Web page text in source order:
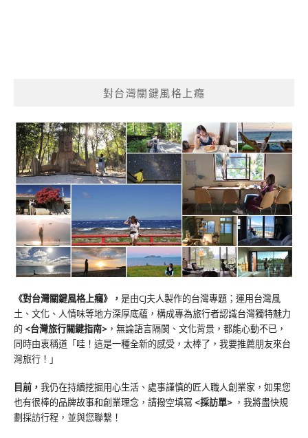
對台灣關鍵風格上癮
《對台灣關鍵風格上癮》 ， 是由CJ夫人製作的台灣專題；運用台灣風
土、文化、人情味等地方深厚底蘊，構成專為旅行者認識台灣獨特魅力
的 <台灣旅行關鍵指南> ，無論語言隔閡、文化背景，都能心動不已，
同時由衷稱道「哇！這是一種全新的感受，太棒了，我要推薦朋友來台
灣旅行！」
目前， 我仍在持續挖掘用心生活、處事謹慎的匠人職人創業家，如果您
也有很棒的品牌故事和創業理念，請撥空填寫 <採訪單> ，我將盡快規
劃採訪行程，並與您聯繫！